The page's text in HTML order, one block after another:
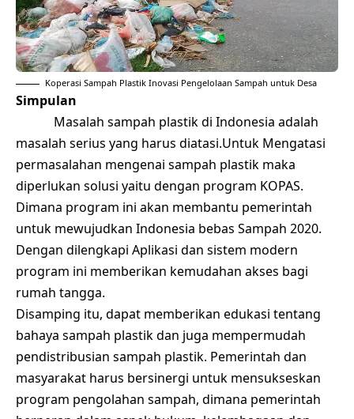
Koperasi Sampah Plastik Inovasi Pengelolaan Sampah untuk Desa
Simpulan
Masalah sampah plastik di Indonesia adalah
masalah serius yang harus diatasi.Untuk Mengatasi
permasalahan mengenai sampah plastik maka
diperlukan solusi yaitu dengan program KOPAS.
Dimana program ini akan membantu pemerintah
untuk mewujudkan Indonesia bebas Sampah 2020.
Dengan dilengkapi Aplikasi dan sistem modern
program ini memberikan kemudahan akses bagi
rumah tangga.
Disamping itu, dapat memberikan edukasi tentang
bahaya sampah plastik dan juga mempermudah
pendistribusian sampah plastik. Pemerintah dan
masyarakat harus bersinergi untuk mensukseskan
program pengolahan sampah, dimana pemerintah